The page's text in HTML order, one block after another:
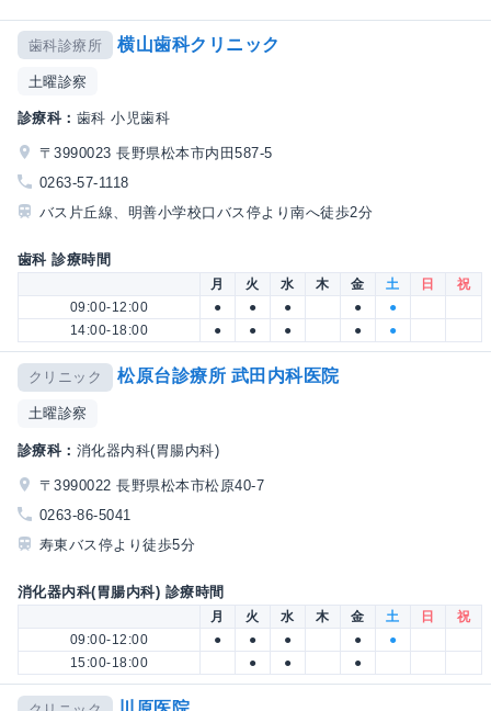
歯科診療所 横山歯科クリニック
土曜診察
診療科： 歯科 小児歯科
〒3990023 長野県松本市内田587-5
0263-57-1118
バス片丘線、明善小学校口バス停より南へ徒歩2分
歯科 診療時間
月 火 水 木 金 土 日
祝
09:00-12:00
● ● ● ●
●
14:00-18:00
● ● ● ● ●
クリニック 松原台診療所 武田内科医院
土曜診察
診療科： 消化器内科(胃腸内科)
〒3990022 長野県松本市松原40-7
0263-86-5041
寿東バス停より徒歩5分
消化器内科(胃腸内科) 診療時間
月 火 水 木 金 土 日
祝
09:00-12:00
● ● ● ●
●
15:00-18:00
● ● ●